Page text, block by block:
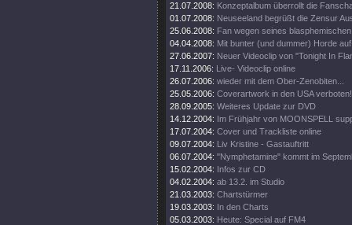
21.07.2008: Konzeptalbum überrollt die
01.07.2008: Neuseeland begrüßt die Zensur
25.06.2008: Fan wegen seines
04.04.2008: Mit bunter (und dummer) Horde
27.06.2007: Neuer Videoclip von "Tonight In
17.11.2006: Live- Videoclip online
26.07.2006: wieder mit dem Ober-Zenobiten...
25.05.2006: Coverartwork in den USA verboten!
28.09.2005: Weiteres Update zur DVD
14.12.2004: Im Frühjahr von MOONSPELL
17.07.2004: Cover und Trackliste online
09.07.2004: Liv Kristine - Gastauftritt
06.07.2004: "Nymphetamine" kommt im
15.02.2004: Infos zur CD
04.02.2004: ab 13.2. im Studio
21.03.2003: Chartstürmer
19.03.2003: In den Charts
05.03.2003: Heute: Special auf FM4